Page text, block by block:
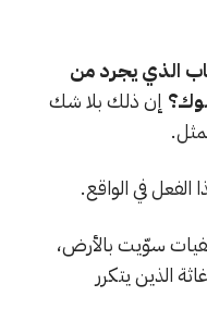
الذي يجرد من
إن ذلك بلا شك
الفعل في الواقع.
سوّيت بالأرض،
الذين يتكرر